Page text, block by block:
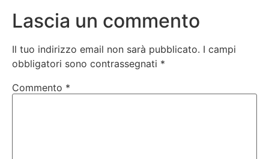
Lascia un commento
Il tuo indirizzo email non sarà pubblicato. I campi
obbligatori sono contrassegnati *
Commento *